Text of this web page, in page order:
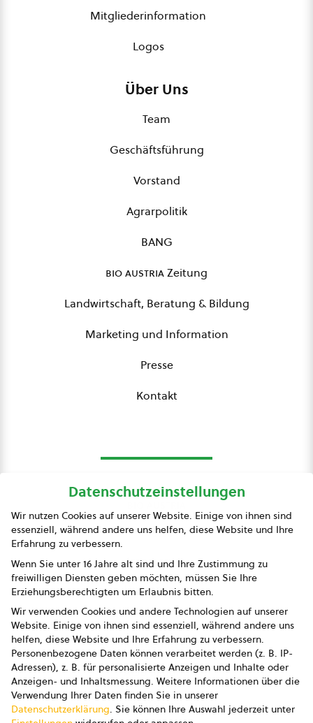
Mitgliederinformation
Logos
Über Uns
Team
Geschäftsführung
Vorstand
Agrarpolitik
BANG
bio austriaZeitung
Landwirtschaft, Beratung & Bildung
Marketing und Information
Presse
Kontakt
Presse
Impressum
Datenschutz
AGB
AGB Marketing GmbH
AGB Bildung
Newsletter
Datenschutzeinstellungen
Wir nutzen Cookies auf unserer Website. Einige von ihnen sind
essenziell, während andere uns helfen, diese Website und Ihre
Erfahrung zu verbessern.
Wenn Sie unter 16 Jahre alt sind und Ihre Zustimmung zu
freiwilligen Diensten geben möchten, müssen Sie Ihre
Erziehungsberechtigten um Erlaubnis bitten.
Wir verwenden Cookies und andere Technologien auf unserer
Website. Einige von ihnen sind essenziell, während andere uns
helfen, diese Website und Ihre Erfahrung zu verbessern.
Personenbezogene Daten können verarbeitet werden (z. B. IP-
Adressen), z. B. für personalisierte Anzeigen und Inhalte oder
Anzeigen- und Inhaltsmessung. Weitere Informationen über die
Verwendung Ihrer Daten finden Sie in unserer
Datenschutzerklärung. Sie können Ihre Auswahl jederzeit unter